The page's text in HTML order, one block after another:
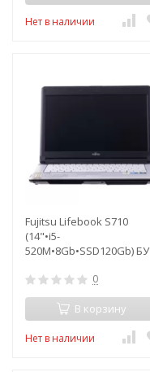
Нет в наличии
Fujitsu Lifebook S710
(14"•i5-
520M•8Gb•SSD120Gb) БУ
0
В корзину
Нет в наличии